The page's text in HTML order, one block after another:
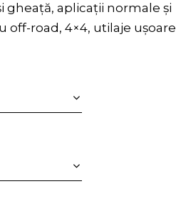
gheață, aplicații normale și
off-road, 4×4, utilaje ușoare